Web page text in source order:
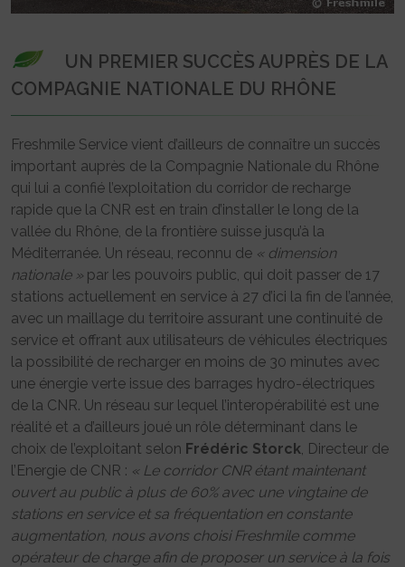
UN PREMIER SUCCÈS AUPRÈS DE LA
COMPAGNIE NATIONALE DU RHÔNE
Freshmile Service vient d’ailleurs de connaître un succès
important auprès de la Compagnie Nationale du Rhône
qui lui a confié l’exploitation du corridor de recharge
rapide que la CNR est en train d’installer le long de la
vallée du Rhône, de la frontière suisse jusqu’à la
Méditerranée. Un réseau, reconnu de « dimension
nationale » par les pouvoirs public, qui doit passer de 17
stations actuellement en service à 27 d’ici la fin de l’année,
avec un maillage du territoire assurant une continuité de
service et offrant aux utilisateurs de véhicules électriques
la possibilité de recharger en moins de 30 minutes avec
une énergie verte issue des barrages hydro-électriques
de la CNR. Un réseau sur lequel l’interopérabilité est une
réalité et a d’ailleurs joué un rôle déterminant dans le
choix de l’exploitant selon Frédéric Storck , Directeur de
l’Energie de CNR : « Le corridor CNR étant maintenant
ouvert au public à plus de 60% avec une vingtaine de
stations en service et sa fréquentation en constante
augmentation, nous avons choisi Freshmile comme
opérateur de charge afin de proposer un service à la fois